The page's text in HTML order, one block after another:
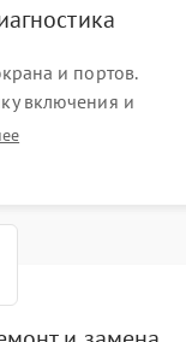
и портов.
включения и
Оценка